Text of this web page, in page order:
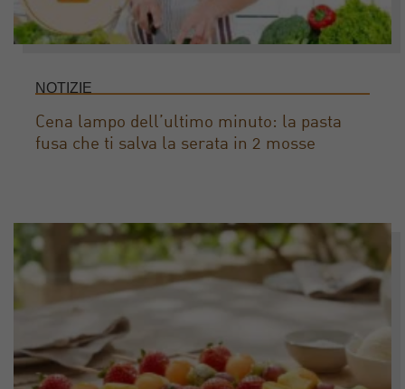
NOTIZIE
Cena lampo dell’ultimo minuto: la pasta
fusa che ti salva la serata in 2 mosse